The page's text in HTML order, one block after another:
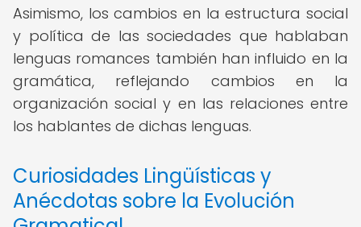
Asimismo, los cambios en la estructura social
y política de las sociedades que hablaban
lenguas romances también han influido en la
gramática, reflejando cambios en la
organización social y en las relaciones entre
los hablantes de dichas lenguas.
Curiosidades Lingüísticas y
Anécdotas sobre la Evolución